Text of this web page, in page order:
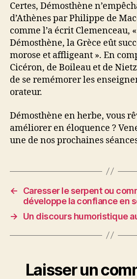
Certes, Démosthène
d’Athènes par Philippe de
comme l’a écrit Clemenceau,
Démosthène, la Grèce eût
morose et affligeant ». En
Cicéron, de Boileau et de
de se remémorer les
orateur.
Démosthène en herbe, vous
améliorer en éloquence ?
une de nos prochaines
←
Caresser le serpent ou
développe la confiance en
→
Un discours humoristique
Laisser un